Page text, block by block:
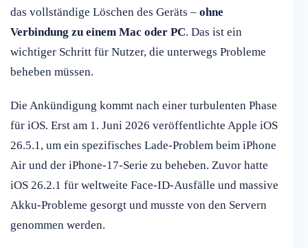
das vollständige Löschen des Geräts – ohne
Verbindung zu einem Mac oder PC. Das ist ein
wichtiger Schritt für Nutzer, die unterwegs Probleme
beheben müssen.
Die Ankündigung kommt nach einer turbulenten Phase
für iOS. Erst am 1. Juni 2026 veröffentlichte Apple iOS
26.5.1, um ein spezifisches Lade-Problem beim iPhone
Air und der iPhone-17-Serie zu beheben. Zuvor hatte
iOS 26.2.1 für weltweite Face-ID-Ausfälle und massive
Akku-Probleme gesorgt und musste von den Servern
genommen werden.